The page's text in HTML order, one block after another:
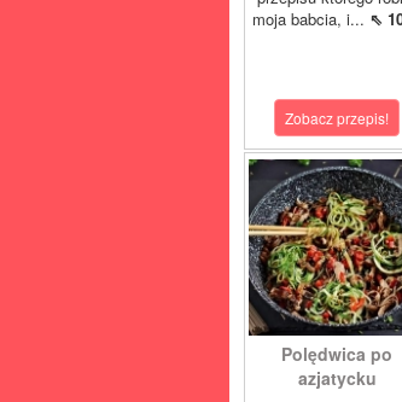
moja babcia, i... ⇖
Zobacz przepis!
Polędwica po
azjatycku